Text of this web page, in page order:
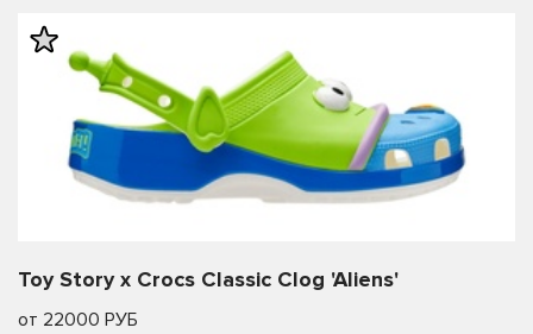
Toy Story x Crocs Classic Clog 'Aliens'
от 22000 РУБ